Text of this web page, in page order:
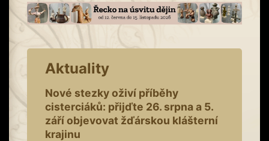
Aktuality
Nové stezky oživí příběhy
cisterciáků: přijďte 26. srpna a 5.
září objevovat žďárskou klášterní
krajinu